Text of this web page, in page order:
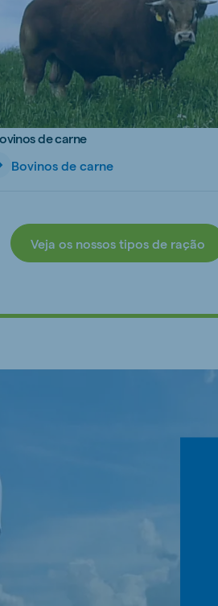
de carne
Bovinos de carne
Veja os nossos tipos de ração